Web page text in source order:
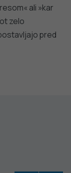
ali »kar
zelo
pred